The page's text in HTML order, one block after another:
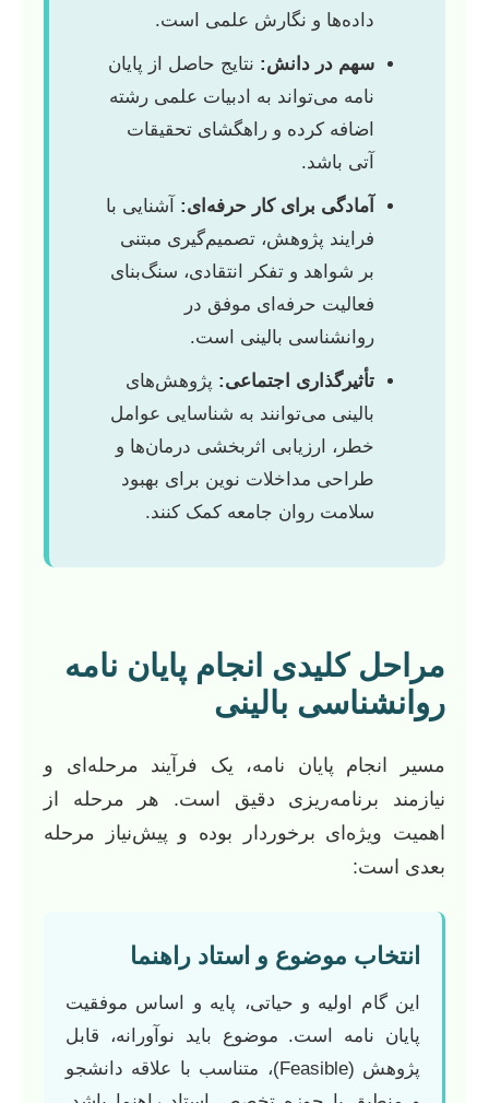
داده‌ها و نگارش علمی است.
سهم در دانش: نتایج حاصل از پایان
نامه می‌تواند به ادبیات علمی رشته
اضافه کرده و راهگشای تحقیقات
آتی باشد.
آمادگی برای کار حرفه‌ای: آشنایی با
فرایند پژوهش، تصمیم‌گیری مبتنی
بر شواهد و تفکر انتقادی، سنگ‌بنای
فعالیت حرفه‌ای موفق در
روانشناسی بالینی است.
تأثیرگذاری اجتماعی: پژوهش‌های
بالینی می‌توانند به شناسایی عوامل
خطر، ارزیابی اثربخشی درمان‌ها و
طراحی مداخلات نوین برای بهبود
سلامت روان جامعه کمک کنند.
مراحل کلیدی انجام پایان نامه
روانشناسی بالینی
مسیر انجام پایان نامه، یک فرآیند مرحله‌ای و
نیازمند برنامه‌ریزی دقیق است. هر مرحله از
اهمیت ویژه‌ای برخوردار بوده و پیش‌نیاز مرحله
بعدی است:
انتخاب موضوع و استاد راهنما
این گام اولیه و حیاتی، پایه و اساس موفقیت
پایان نامه است. موضوع باید نوآورانه، قابل
پژوهش (Feasible)، متناسب با علاقه دانشجو